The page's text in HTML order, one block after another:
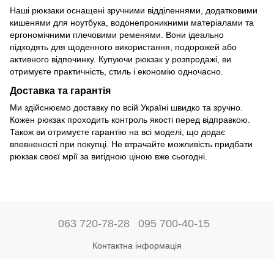
Наші рюкзаки оснащені зручними відділеннями, додатковими
кишенями для ноутбука, водонепроникними матеріалами та
ергономічними плечовими ременями. Вони ідеально
підходять для щоденного використання, подорожей або
активного відпочинку. Купуючи рюкзак у розпродажі, ви
отримуєте практичність, стиль і економію одночасно.
Доставка та гарантія
Ми здійснюємо доставку по всій Україні швидко та зручно.
Кожен рюкзак проходить контроль якості перед відправкою.
Також ви отримуєте гарантію на всі моделі, що додає
впевненості при покупці. Не втрачайте можливість придбати
рюкзак своєї мрії за вигідною ціною вже сьогодні.
063 720-78-28 095 700-40-15
Контактна інформація